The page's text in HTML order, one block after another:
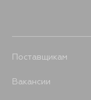
Поставщикам
Вакансии